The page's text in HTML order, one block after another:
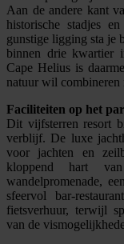
Aan de andere kant
historische stadjes
gunstige ligging sta je
binnen drie kwartier
Cape Helius is
natuur wil combineren
Faciliteiten op het
Dit vijfsterren resort
verblijf. De luxe
voor jachten en
kloppend hart
wandelpromenade,
sfeervol bar-
fietsverhuur, terwijl
van de